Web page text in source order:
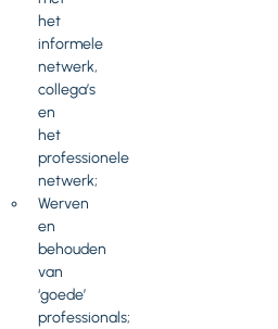
het
informele
netwerk,
collega’s
en
het
professionele
netwerk;
Werven
en
behouden
van
‘goede’
professionals;